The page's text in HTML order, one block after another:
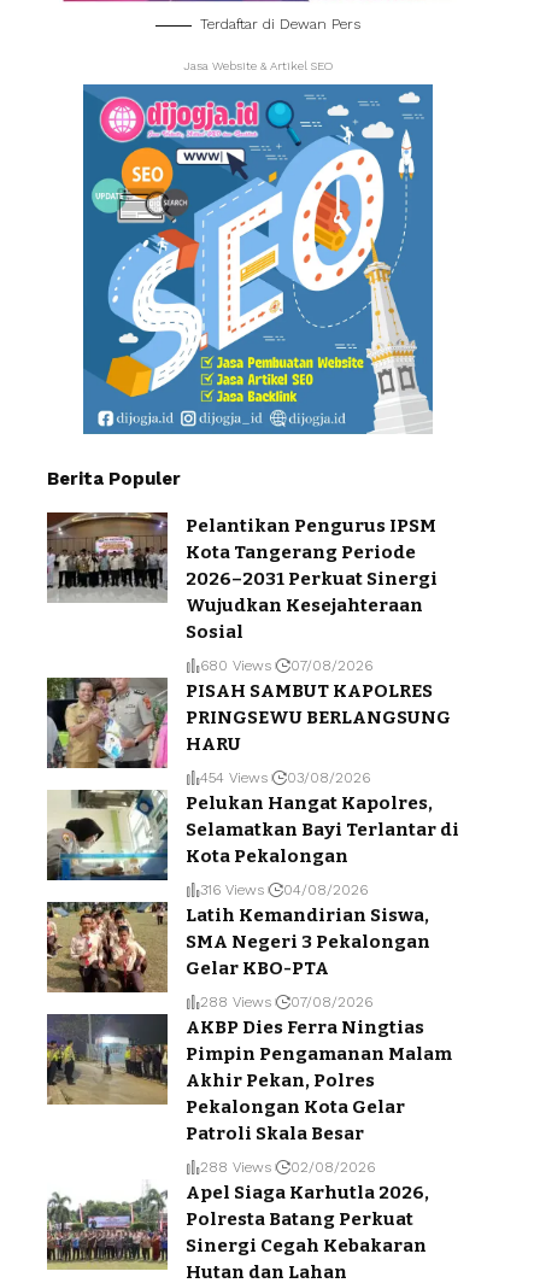
Terdaftar di Dewan Pers
Jasa Website & Artikel SEO
Berita Populer
Pelantikan Pengurus IPSM
Kota Tangerang Periode
2026–2031 Perkuat Sinergi
Wujudkan Kesejahteraan
Sosial
680 Views 07/08/2026
PISAH SAMBUT KAPOLRES
PRINGSEWU BERLANGSUNG
HARU
454 Views 03/08/2026
Pelukan Hangat Kapolres,
Selamatkan Bayi Terlantar di
Kota Pekalongan
316 Views 04/08/2026
Latih Kemandirian Siswa,
SMA Negeri 3 Pekalongan
Gelar KBO-PTA
288 Views 07/08/2026
AKBP Dies Ferra Ningtias
Pimpin Pengamanan Malam
Akhir Pekan, Polres
Pekalongan Kota Gelar
Patroli Skala Besar
288 Views 02/08/2026
Apel Siaga Karhutla 2026,
Polresta Batang Perkuat
Sinergi Cegah Kebakaran
Hutan dan Lahan